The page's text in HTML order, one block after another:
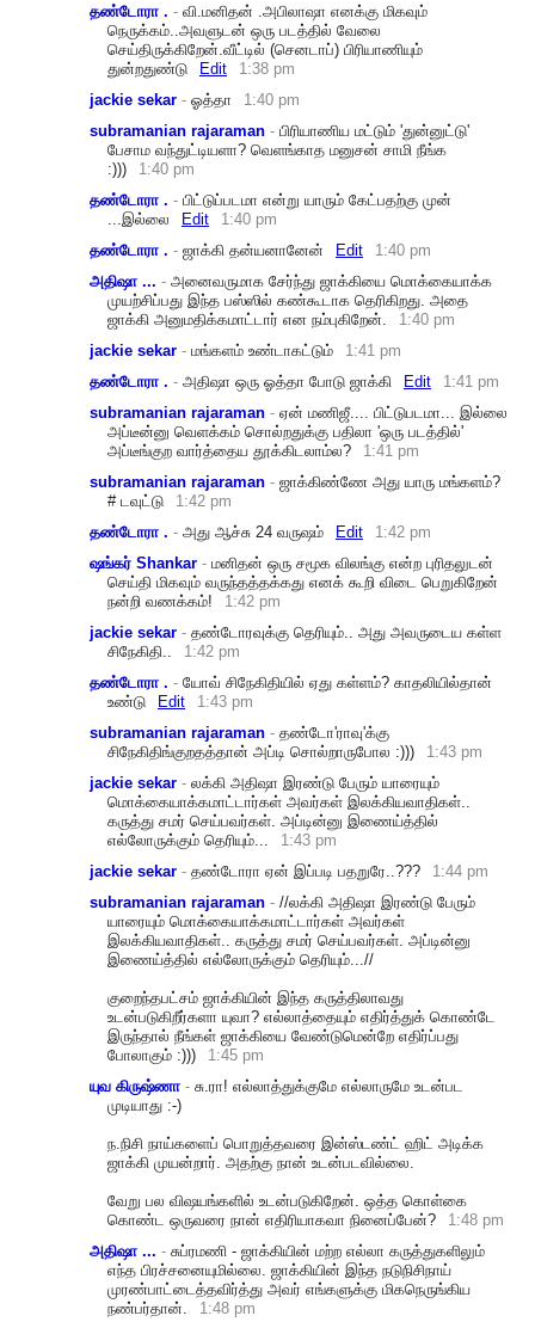
தண்டோரா . - வி.மனிதன் .அபிலாஷா எனக்கு மிகவும்
நெருக்கம்..அவளுடன் ஒரு படத்தில் வேலை
செய்திருக்கிறேன்.வீட் டில் (செனடாப்) பிரியாணியும்
துன்றதுண்டு
Edit
1:38 pm
jackie sekar - ஓத்தா
1:40 pm
subramanian rajaraman - பிரியாணிய மட்டும் 'துன்னுட்டு'
பேசாம வந்துட்டியளா? வெளங்காத மனுசன் சாமி நீங்க
:)))
1:40 pm
தண்டோரா . - பிட்டுப்படமா என்று யாரும் கேட்பதற்கு முன்
...இல்லை
Edit
1:40 pm
தண்டோரா . - ஜாக்கி தன்யனானேன் Edit
1:40 pm
அதிஷா ... - அனைவருமாக சேர்ந்து ஜாக்கியை மொக்கையாக்க
முயற்சிப்பது இந்த பஸ்ஸில் கண்கூடாக தெரிகிறது. அதை
ஜாக்கி அனுமதிக்கமாட்டார் என நம்புகிறேன்.
1:40 pm
jackie sekar - மங்களம் உண்டாகட்டும்
1:41 pm
தண்டோரா . - அதிஷா ஒரு ஓத்தா போடு ஜாக்கி Edit
1:41 pm
subramanian rajaraman - ஏன் மணிஜீ.... பிட்டுபடமா... இல்லை
அப்டீன்னு வெளக்கம் சொல்றதுக்கு பதிலா 'ஒரு படத்தில்'
அப்டீங்குற வார்த்தைய தூக்கிடலாம்ல?
1:41 pm
subramanian rajaraman - ஜாக்கிண்ணே அது யாரு மங்களம்?
# டவுட்டு
1:42 pm
தண்டோரா . - அது ஆச்சு 24 வருஷம் Edit
1:42 pm
ஷங்கர் Shankar - மனிதன் ஒரு சமூக விலங்கு என்ற புரிதலுடன்
செய்தி மிகவும் வருந்தத்தக்கது எனக் கூறி விடை பெறுகிறேன்
நன்றி வணக்கம்!
1:42 pm
jackie sekar - தண்டோரவுக்கு தெரியும்.. அது அவருடைய கள்ள
சிநேகிதி..
1:42 pm
தண்டோரா . - யோவ் சிநேகிதியில் ஏது கள்ளம்? காதலியில்தான்
உண்டு
Edit
1:43 pm
subramanian rajaraman - தண்டோ'ராவு'க்கு
சிநேகிதிங்குறதத்தான் அப்டி சொல்றாருபோல :)))
1:43 pm
jackie sekar - லக்கி அதிஷா இரண்டு பேரும் யாரையும்
மொக்கையாக்கமாட்டார்கள் அவர்கள் இலக்கியவாதிகள்..
கருத்து சமர் செய்பவர்கள். அப்டின்னு இணைய்த்தில்
எல்லோருக்கும் தெரியும்...
1:43 pm
jackie sekar - தண்டோரா ஏன் இப்படி பதறுரே..???
1:44 pm
subramanian rajaraman - //லக்கி அதிஷா இரண்டு பேரும்
யாரையும் மொக்கையாக்கமாட்டார்கள் அவர்கள்
இலக்கியவாதிகள்.. கருத்து சமர் செய்பவர்கள். அப்டின்னு
இணைய்த்தில் எல்லோருக்கும் தெரியும்...//
குறைந்தபட்சம் ஜாக்கியின் இந்த கருத்திலாவது
உடன்படுகிறீர்களா யுவா? எல்லாத்தையும் எதிர்த்துக் கொண்டே
இருந்தால் நீங்கள் ஜாக்கியை வேண்டுமென்றே எதிர்ப்பது
போலாகும் :)))
1:45 pm
யுவ கிருஷ்ணா - சு.ரா! எல்லாத்துக்குமே எல்லாருமே உடன்பட
முடியாது :-)
ந.நிசி நாய்களைப் பொறுத்தவரை இன்ஸ்டண்ட் ஹிட் அடிக்க
ஜாக்கி முயன்றார். அதற்கு நான் உடன்படவில்லை.
வேறு பல விஷயங்களில் உடன்படுகிறேன். ஒத்த கொள்கை
கொண்ட ஒருவரை நான் எதிரியாகவா நினைப்பேன்?
1:48 pm
அதிஷா ... - சுப்ரமணி - ஜாக்கியின் மற்ற எல்லா கருத்துகளிலும்
எந்த பிரச்சனையுமில்லை. ஜாக்கியின் இந்த நடுநிசிநாய்
முரண்பாட்டைத்தவிர்த்து அவர் எங்களுக்கு மிகநெருங்கிய
நண்பர்தான்.
1:48 pm